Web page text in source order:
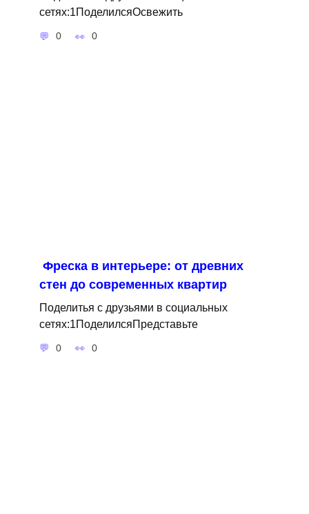
сетях:1ПоделилсяОсвежить
0 0
Фреска в интерьере: от древних
стен до современных квартир
Поделитья с друзьями в социальных
сетях:1ПоделилсяПредставьте
0 0